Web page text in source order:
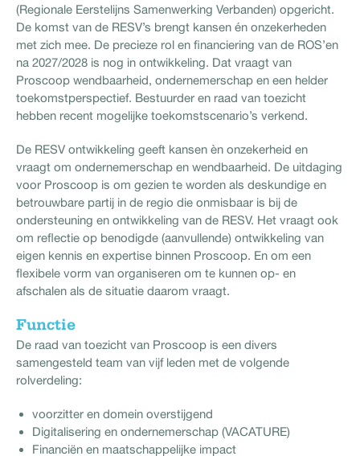
(Regionale Eerstelijns Samenwerking Verbanden) opgericht.
De komst van de RESV’s brengt kansen én onzekerheden
met zich mee. De precieze rol en financiering van de ROS’en
na 2027/2028 is nog in ontwikkeling. Dat vraagt van
Proscoop wendbaarheid, ondernemerschap en een helder
toekomstperspectief. Bestuurder en raad van toezicht
hebben recent mogelijke toekomstscenario’s verkend.
De RESV ontwikkeling geeft kansen èn onzekerheid en
vraagt om ondernemerschap en wendbaarheid. De uitdaging
voor Proscoop is om gezien te worden als deskundige en
betrouwbare partij in de regio die onmisbaar is bij de
ondersteuning en ontwikkeling van de RESV. Het vraagt ook
om reflectie op benodigde (aanvullende) ontwikkeling van
eigen kennis en expertise binnen Proscoop. En om een
flexibele vorm van organiseren om te kunnen op- en
afschalen als de situatie daarom vraagt.
Functie
De raad van toezicht van Proscoop is een divers
samengesteld team van vijf leden met de volgende
rolverdeling:
voorzitter en domein overstijgend
Digitalisering en ondernemerschap (VACATURE)
Financiën en maatschappelijke impact